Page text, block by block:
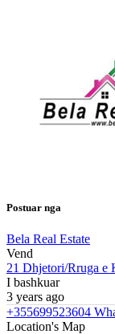
Postuar nga
Bela Real Estate
Vend
21 Dhjetori/Rruga e
I bashkuar
3 years ago
+355699523604
Location's Map